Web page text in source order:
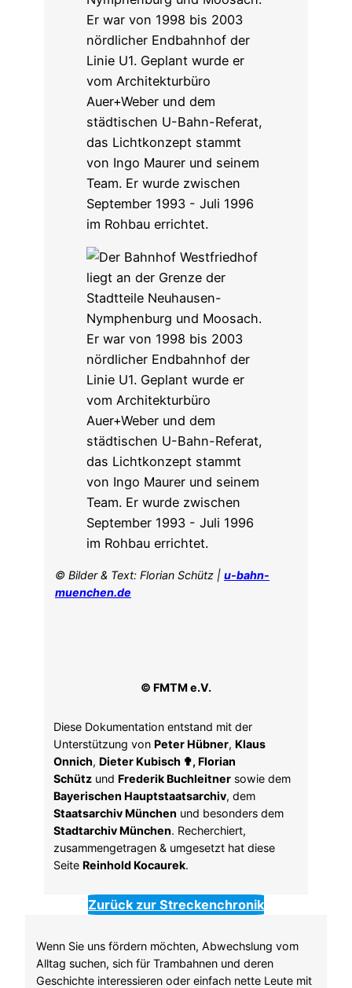
© Bilder & Text: Florian Schütz | u-bahn-
muenchen.de
© FMTM e.V.
Diese Dokumentation entstand mit der
Unterstützung von Peter Hübner, Klaus
Onnich, Dieter Kubisch ✟, Florian
Schütz und Frederik Buchleitner sowie dem
Bayerischen Hauptstaatsarchiv, dem
Staatsarchiv München und besonders dem
Stadtarchiv München. Recherchiert,
zusammengetragen & umgesetzt hat diese
Seite Reinhold Kocaurek.
Zurück zur Streckenchronik
Wenn Sie uns fördern möchten, Abwechslung vom
Alltag suchen, sich für Trambahnen und deren
Geschichte interessieren oder einfach nette Leute mit